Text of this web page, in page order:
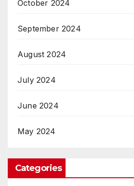
October 2024
September 2024
August 2024
July 2024
June 2024
May 2024
Categories